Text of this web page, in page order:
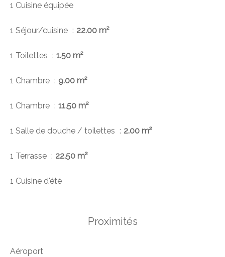
1 Cuisine équipée
1 Séjour/cuisine 22.00 m²
1 Toilettes 1.50 m²
1 Chambre 9.00 m²
1 Chambre 11.50 m²
1 Salle de douche / toilettes 2.00 m²
1 Terrasse 22.50 m²
1 Cuisine d'été
Proximités
Aéroport